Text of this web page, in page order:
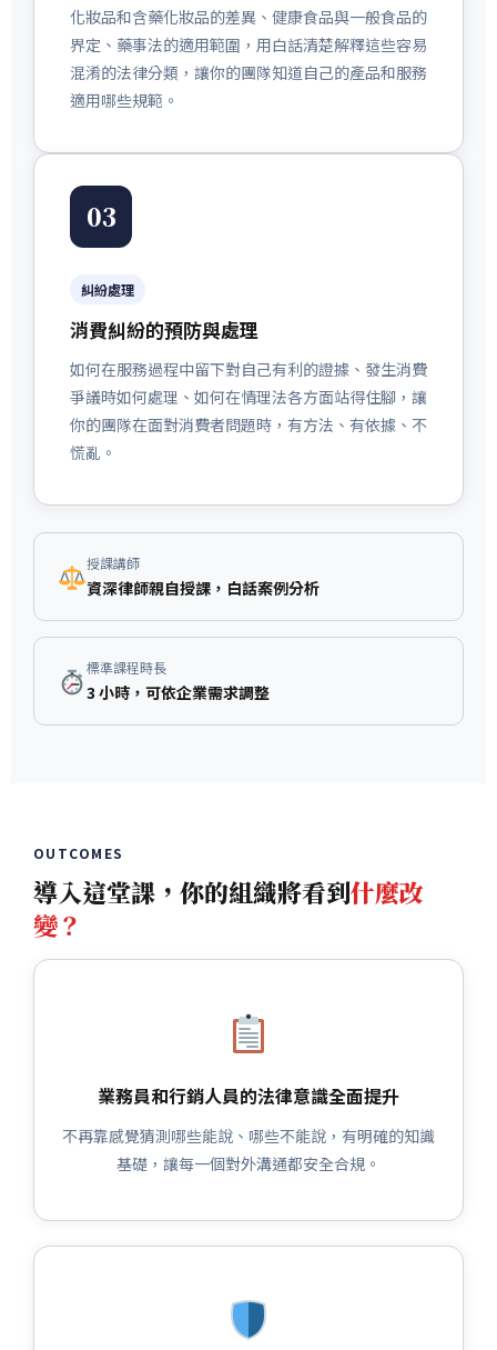
化妝品和含藥化妝品的差異、健康食品與一般食品的
界定、藥事法的適用範圍，用白話清楚解釋這些容易
混淆的法律分類，讓你的團隊知道自己的產品和服務
適用哪些規範。
03
糾紛處理
消費糾紛的預防與處理
如何在服務過程中留下對自己有利的證據、發生消費
爭議時如何處理、如何在情理法各方面站得住腳，讓
你的團隊在面對消費者問題時，有方法、有依據、不
慌亂。
授課講師
資深律師親自授課，白話案例分析
標準課程時長
3 小時，可依企業需求調整
OUTCOMES
導入這堂課，你的組織將看到什麼改
變？
業務員和行銷人員的法律意識全面提升
不再靠感覺猜測哪些能說、哪些不能說，有明確的知識
基礎，讓每一個對外溝通都安全合規。